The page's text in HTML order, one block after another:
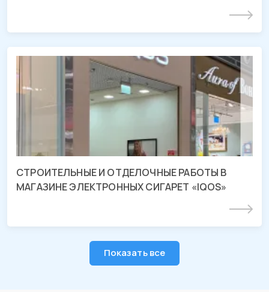
Подробнее
СТРОИТЕЛЬНЫЕ И ОТДЕЛОЧНЫЕ РАБОТЫ В
МАГАЗИНЕ ЭЛЕКТРОННЫХ СИГАРЕТ «IQOS»
СМР и отделочные работы магазина
«IQOS»
ТРЦ «МЕГА Адыгея-Кубань», Республика Адыгея
Подробнее
Показать все